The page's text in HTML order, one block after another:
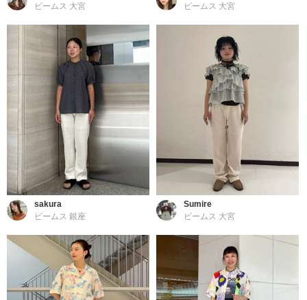
ビームス 大宮
ビームス 大宮
sakura
ビームス 銀座
Sumire
ビームス 大宮